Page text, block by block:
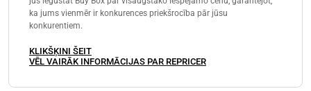
ka jums vienmēr ir konkurences priekšrocība pār jūsu
konkurentiem.
KLIKŠĶINI ŠEIT
VĒL VAIRĀK INFORMĀCIJAS PAR REPRICER